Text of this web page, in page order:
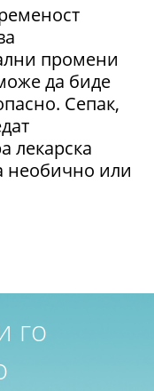
промени
да биде
Сепак,
лекарска
необично или
го